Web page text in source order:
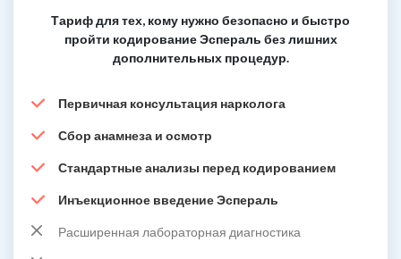
Тариф для тех, кому нужно безопасно и быстро
пройти кодирование Эспераль без лишних
дополнительных процедур.
Первичная консультация нарколога
Сбор анамнеза и осмотр
Стандартные анализы перед кодированием
Инъекционное введение Эспераль
Расширенная лабораторная диагностика